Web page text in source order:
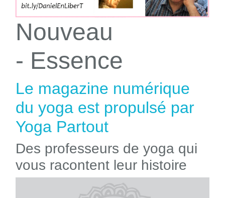
Nouveau
- Essence
Le magazine numérique
du yoga est propulsé par
Yoga Partout
Des professeurs de yoga qui
vous racontent leur histoire